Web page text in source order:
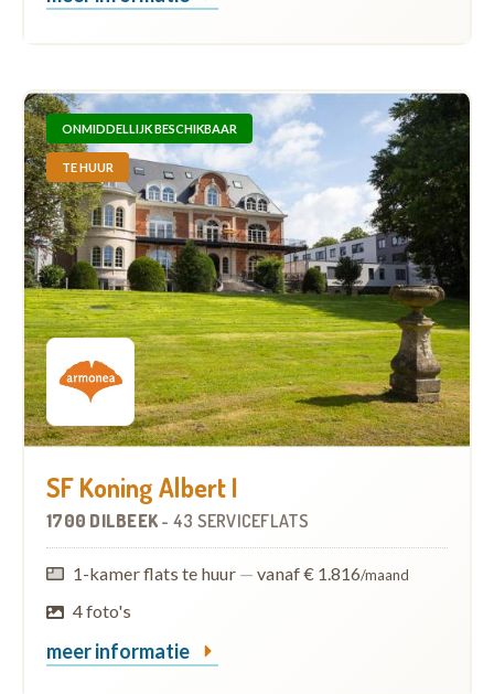
ONMIDDELLIJK BESCHIKBAAR
TE HUUR
SF Koning Albert I
1700 DILBEEK- 43 SERVICEFLATS
1-kamer flats te huur — vanaf € 1.816/maand
4 foto's
meer informatie